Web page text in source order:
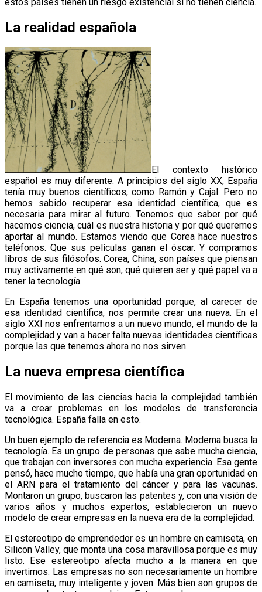
La realidad española
El contexto histórico
español es muy diferente. A principios del siglo XX, España
tenía muy buenos científicos, como Ramón y Cajal. Pero no
hemos sabido recuperar esa identidad científica, que es
necesaria para mirar al futuro. Tenemos que saber por qué
hacemos ciencia, cuál es nuestra historia y por qué queremos
aportar al mundo. Estamos viendo que Corea hace nuestros
teléfonos. Que sus películas ganan el óscar. Y compramos
libros de sus filósofos. Corea, China, son países que piensan
muy activamente en qué son, qué quieren ser y qué papel va a
tener la tecnología.
En España tenemos una oportunidad porque, al carecer de
esa identidad científica, nos permite crear una nueva. En el
siglo XXI nos enfrentamos a un nuevo mundo, el mundo de la
complejidad y van a hacer falta nuevas identidades científicas
porque las que tenemos ahora no nos sirven.
La nueva empresa científica
El movimiento de las ciencias hacia la complejidad también
va a crear problemas en los modelos de transferencia
tecnológica. España falla en esto.
Un buen ejemplo de referencia es Moderna. Moderna busca la
tecnología. Es un grupo de personas que sabe mucha ciencia,
que trabajan con inversores con mucha experiencia. Esa gente
pensó, hace mucho tiempo, que había una gran oportunidad en
el ARN para el tratamiento del cáncer y para las vacunas.
Montaron un grupo, buscaron las patentes y, con una visión de
varios años y muchos expertos, establecieron un nuevo
modelo de crear empresas en la nueva era de la complejidad.
El estereotipo de emprendedor es un hombre en camiseta, en
Silicon Valley, que monta una cosa maravillosa porque es muy
listo. Ese estereotipo afecta mucho a la manera en que
invertimos. Las empresas no son necesariamente un hombre
en camiseta, muy inteligente y joven. Más bien son grupos de